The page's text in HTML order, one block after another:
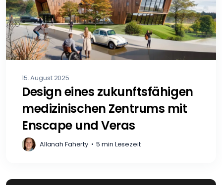
15. August 2025
Design eines zukunftsfähigen
medizinischen Zentrums mit
Enscape und Veras
Allanah Faherty • 5 min Lesezeit